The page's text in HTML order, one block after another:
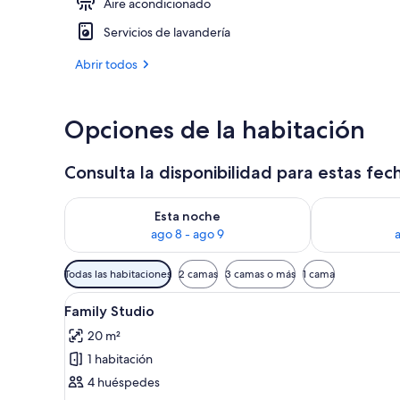
Ropa de
Aire acondicionado
Servicios de lavandería
Abrir todos
Opciones de la habitación
Consulta la disponibilidad para estas
Esta noche
ago 8 - ago 9
Consulta la disponibilidad para esta noche, ago 8 -
Consulta la
Filtros
disponibles
para
las
habitaciones
Todas las habitaciones 2 camas 3 camas o más 1 cama
Abrir
todas
las
fotos
de
Habitación de hotel con una
20
Family Studio
20 m²
1 habitación
4 huéspedes